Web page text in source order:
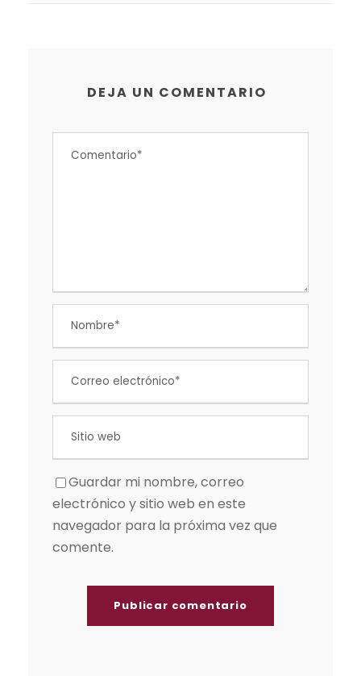
DEJA UN COMENTARIO
Guardar mi nombre, correo
electrónico y sitio web en este
navegador para la próxima vez que
comente.